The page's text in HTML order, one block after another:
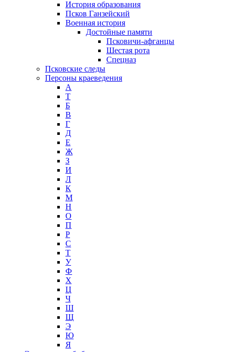
История образования
Псков Ганзейский
Военная история
Достойные памяти
Псковичи-афганцы
Шестая рота
Спецназ
Псковские следы
Персоны краеведения
А
T
Б
В
Г
Д
Е
Ж
З
И
Л
К
М
Н
О
П
Р
С
Т
У
Ф
Х
Ц
Ч
Ш
Щ
Э
Ю
Я